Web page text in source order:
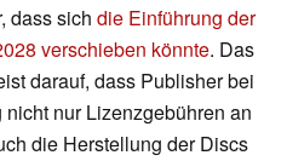
dass sich die Einführung der
verschieben könnte. Das
darauf, dass Publisher bei
nur Lizenzgebühren an
die Herstellung der Discs